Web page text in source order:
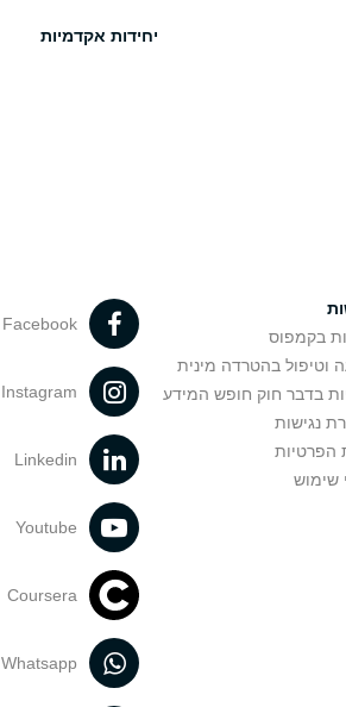
יחידות אקדמיות
בקמפוס
וטיפול בהטרדה מינית
בדבר חוק חופש המידע
נגישות
הפרטיות
שימוש
Facebook
Instagram
Linkedin
Youtube
Coursera
Whatsapp